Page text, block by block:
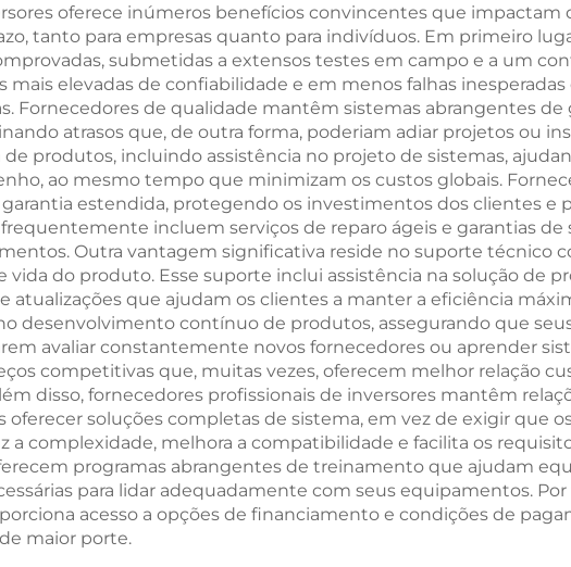
oferece inúmeros benefícios convincentes que
tanto para empresas quanto para indivíduos. Em primeiro
submetidas a extensos testes em campo e a um
mais elevadas de confiabilidade e em menos falhas
Fornecedores de qualidade mantêm sistemas abrangentes
atrasos que, de outra forma, poderiam adiar projetos ou
produtos, incluindo assistência no projeto de sistemas,
ao mesmo tempo que minimizam os custos globais.
estendida, protegendo os investimentos dos clientes e
frequentemente incluem serviços de reparo ágeis e garantias
Outra vantagem significativa reside no suporte técnico
do produto. Esse suporte inclui assistência na solução de
que ajudam os clientes a manter a eficiência
desenvolvimento contínuo de produtos, assegurando que
avaliar constantemente novos fornecedores ou aprender
competitivas que, muitas vezes, oferecem melhor relação
disso, fornecedores profissionais de inversores mantêm
soluções completas de sistema, em vez de exigir que
a complexidade, melhora a compatibilidade e facilita os
programas abrangentes de treinamento que ajudam
para lidar adequadamente com seus equipamentos.
acesso a opções de financiamento e condições de
maior porte.